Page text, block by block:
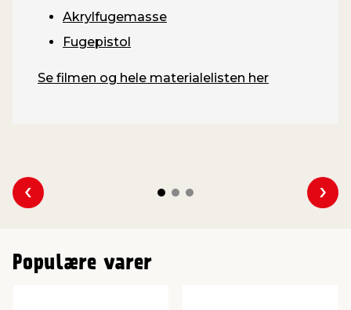
Akrylfugemasse
Fugepistol
Se filmen og hele materialelisten her
Se forrige Se
Populære varer